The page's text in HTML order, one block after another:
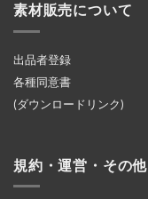
素材販売について
出品者登録
各種同意書
(ダウンロードリンク)
規約・運営・その他